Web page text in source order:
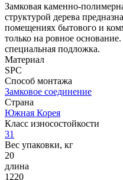
Замковая каменно-
структурой дерева
помещениях бытового и
только на ровное
специальная подложка.
Материал
SPC
Способ монтажа
Замковое соединение
Страна
Южная Корея
Класс износостойкости
31
Вес упаковки, кг
20
длина
1220